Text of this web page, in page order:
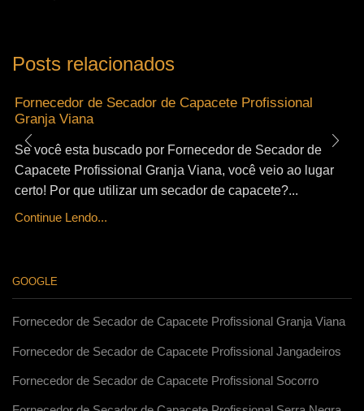
Posts relacionados
Fornecedor de Secador de Capacete Profissional
Granja Viana
Se você esta buscado por Fornecedor de Secador de
Capacete Profissional Granja Viana, você veio ao lugar
certo! Por que utilizar um secador de capacete?...
Continue Lendo...
GOOGLE
Fornecedor de Secador de Capacete Profissional Granja Viana
Fornecedor de Secador de Capacete Profissional Jangadeiros
Fornecedor de Secador de Capacete Profissional Socorro